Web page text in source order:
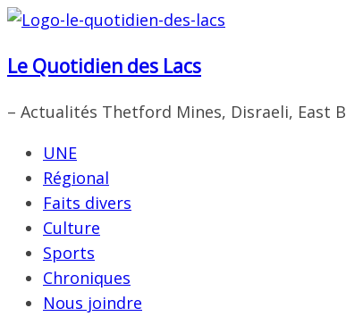
Passer
contenu
Le Quotidien des Lacs
– Actualités Thetford Mines, Disraeli, East
UNE
Régional
Faits divers
Culture
Sports
Chroniques
Nous joindre